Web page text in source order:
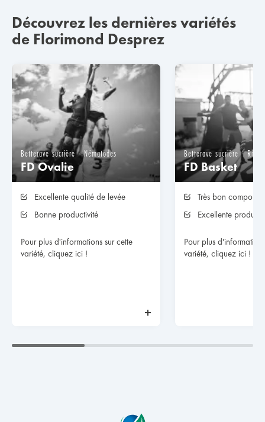
Découvrez les dernières variétés
de Florimond Desprez
Betterave sucrière - Nématodes
FD Ovalie
Excellente qualité de levée
Bonne productivité
Pour plus d'informations sur cette
variété, cliquez ici !
Betterave sucrière -
FD Basket
Très bon
maladies du
Excellente
Pour plus
variété, cliquez ici !